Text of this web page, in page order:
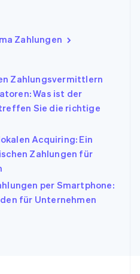
Zahlungen
Zahlungsvermittlern
Was ist der
Sie die richtige
Acquiring: Ein
Zahlungen für
per Smartphone:
für Unternehmen